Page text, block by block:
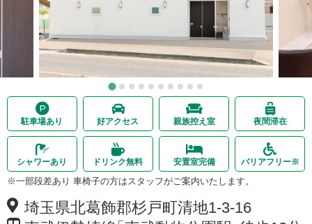
駐車場あり 好アクセス 親族控え室 夜間滞在
シャワーあり ドリンク無料 安置室完備 バリアフリー※
※一部段差あり 車椅子の方はスタッフがご案内いたします。
埼玉県北葛飾郡杉戸町清地1-3-16